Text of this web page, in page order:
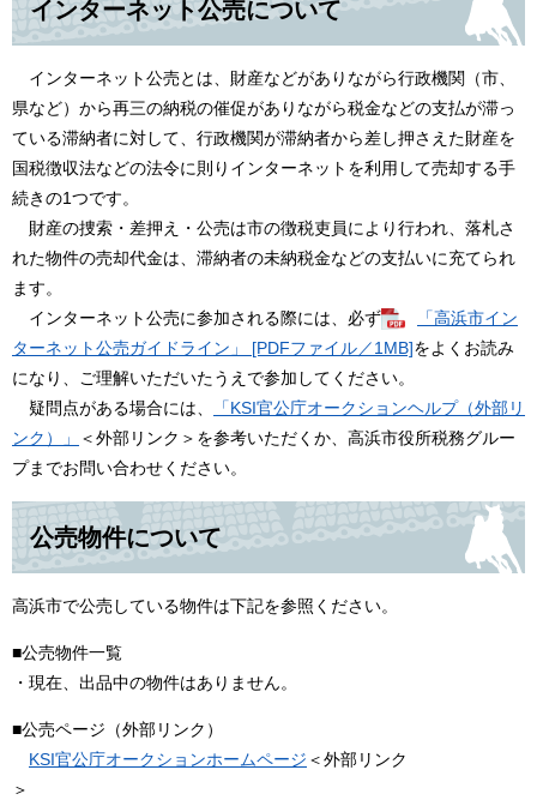
インターネット公売について
インターネット公売とは、財産などがありながら行政機関（市、
県など）から再三の納税の催促がありながら税金などの支払が滞っ
ている滞納者に対して、行政機関が滞納者から差し押さえた財産を
国税徴収法などの法令に則りインターネットを利用して売却する手
続きの1つです。
財産の捜索・差押え・公売は市の徴税吏員により行われ、落札さ
れた物件の売却代金は、滞納者の未納税金などの支払いに充てられ
ます。
インターネット公売に参加される際には、必ず
「高浜市イン
ターネット公売ガイドライン」 [PDFファイル／1MB]をよくお読み
になり、ご理解いただいたうえで参加してください。
疑問点がある場合には、
「KSI官公庁オークションヘルプ（外部リ
ンク）」
＜外部リンク＞ を参考いただくか、高浜市役所税務グルー
プまでお問い合わせください。
公売物件について
高浜市で公売している物件は下記を参照ください。
■公売物件一覧
・現在、出品中の物件はありません。
■公売ページ（外部リンク）
KSI官公庁オークションホームページ ＜外部リンク
＞